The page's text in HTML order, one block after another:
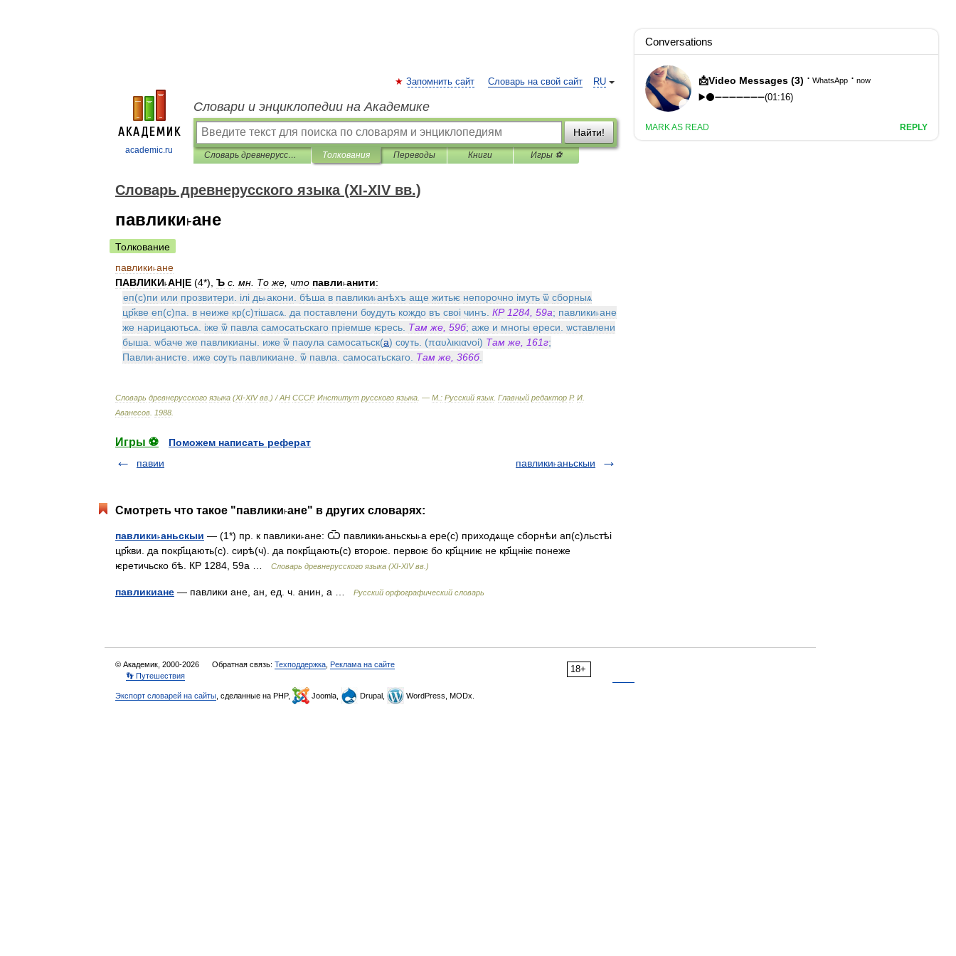
academic.ru
RU
Запомнить сайт Словарь на свой сайт
Словари и энциклопедии на Академике
Найти!
Словарь древнерусского языка (XI-XIV вв.) Толкования Переводы Книги Игры ⚽
Словарь древнерусского языка (XI-XIV вв.)
павлики˫ане
Толкование
павлики˫ане
ПАВЛИКИ˫АН|Е (4*), Ъ с мн То же что павли˫анити:
еп(с)пи или прозвитери iлi дь˫акони бѣша в павлики˫анѣхъ аще житьѥ непорочно iмуть ѿ сборныѧ
цр҃кве еп(с)па в неиже кр(с)тiшасѧ да поставлени бѹдуть кождо въ своi чинъ КР 1284 59а; павлики˫ане
же нарицаютьсѧ iже ѿ павла самосатьскаго прiемше ѥресь Там же 59б; аже и многы ереси ѡставлени
быша ѡбаче же павликианы иже ѿ паѹла самосатьск(а) сѹть . (παυλικιανοί) Там же 161г;
Павли˫анисте
иже сѹть павликиане ѿ павла самосатьскаго Там же 366б.
Словарь древнерусского языка (XI-XIV вв .) /АН СССР. Институт русского языка . — М : Русский язык. Главный редактор Р. И
Аванесов 1988
Игры ⚽
Поможем написать реферат
павии
павлики˫аньскыи
Смотреть что такое "павлики˫ане" в других словарях:
павлики˫аньскыи — (1*) пр. к павлики˫ане: Ѿ павлики˫аньскы˫а ере(с) приходѧще сборнѣи ап(с)льстѣi
цр҃кви. да покр҃щають(с). сирѣ(ч). да покр҃щають(с) второѥ. первоѥ бо кр҃щниѥ не кр҃щнiѥ понеже
ѥретичьско бѣ. КР 1284, 59а …
Словарь древнерусского языка (XI-XIV вв.)
павликиане — павлики ане, ан, ед. ч. анин, а … Русский орфографический словарь
18+
© Академик, 2000-2026 Обратная связь: Техподдержка Реклама на сайте
👣 Путешествия
Экспорт словарей на сайты , сделанные на PHP, Joomla, Drupal, WordPress, MODx.